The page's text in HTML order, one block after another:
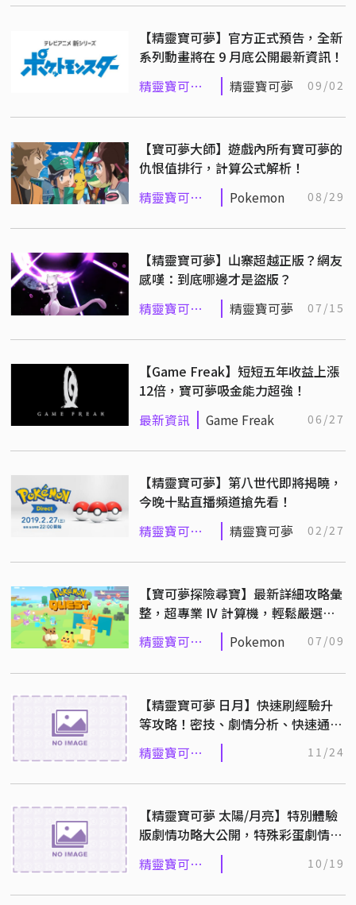
【精靈寶可夢】官方正式預告，全新
系列動畫將在 9 月底公開最新資訊！
精靈寶可夢
精靈寶可夢 09/02
【寶可夢大師】遊戲內所有寶可夢的
仇恨值排行，計算公式解析！
精靈寶可夢
Pokemon 08/29
【精靈寶可夢】山寨超越正版？網友
感嘆：到底哪邊才是盜版？
精靈寶可夢
精靈寶可夢 07/15
【Game Freak】短短五年收益上漲
12倍，寶可夢吸金能力超強！
最新資訊 Game Freak 06/27
【精靈寶可夢】第八世代即將揭曉，
今晚十點直播頻道搶先看！
精靈寶可夢
精靈寶可夢 02/27
【寶可夢探險尋寶】最新詳細攻略彙
整，超專業 IV 計算機，輕鬆嚴選完
美寶可夢！（Switch／iOS／
Andriod）
精靈寶可夢
Pokemon 07/09
【精靈寶可夢 日月】快速刷經驗升
等攻略！密技、劇情分析、快速通
關、任務詳解 (N3DS／New N3DS)
精靈寶可夢
11/24
【精靈寶可夢 太陽/月亮】特別體驗
版劇情功略大公開，特殊彩蛋劇情千
萬別錯過！
精靈寶可夢
10/19